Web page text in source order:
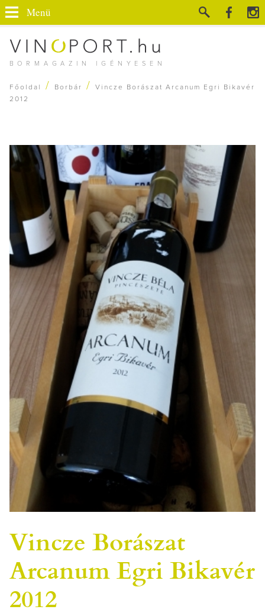
BORMAGAZIN IGÉNYESEN
Menü
Főoldal / Borbár /
Vincze Borászat Arcanum Egri Bikavér
2012
Vincze Borászat
Arcanum Egri Bikavér
2012